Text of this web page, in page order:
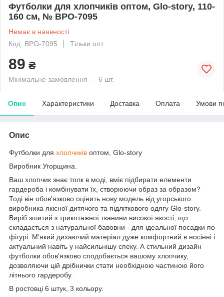
Футболки для хлопчиків оптом, Glo-story, 110-
160 см, № BPO-7095
Немає в наявності
Код: BPO-7095
Тільки опт
89 ₴
Мінімальне замовлення — 6 шт.
Опис Характеристики Доставка Оплата Умови
Опис
Футболки для хлопчиків оптом, Glo-story
Виробник Угорщина.
Ваш хлопчик знає толк в моді, вміє підбирати елементи
гардероба і комбінувати їх, створюючи образ за образом?
Тоді він обов'язково оцінить нову модель від угорського
виробника якісної дитячого та підліткового одягу Glo-story.
Виріб зшитий з трикотажної тканини високої якості, що
складається з натуральної бавовни - для ідеальної посадки по
фігурі. М'який дихаючий матеріал дуже комфортний в носінні і
актуальний навіть у найсильнішу спеку. А стильний дизайн
футболки обов'язково сподобається вашому хлопчику,
дозволяючи цій дрібнички стати необхідною частиною його
літнього гардеробу.
В ростовці 6 штук, 3 кольору.